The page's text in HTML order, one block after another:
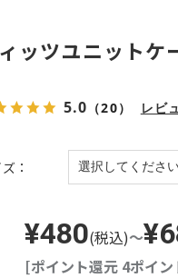
ッツユニットケ
5.0 （20） レビ
¥480(税込)～
[ポイント還元 4ポイ
：